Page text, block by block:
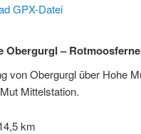
GPX-Datei
Obergurgl –
von Obergurgl über Hohe
Mittelstation.
km